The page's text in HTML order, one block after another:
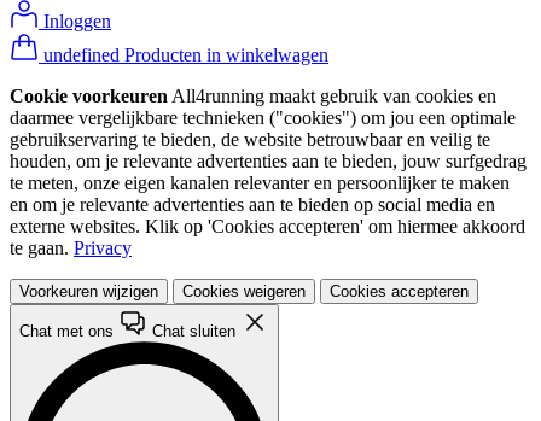
Inloggen
undefined Producten in winkelwagen
Cookie voorkeuren All4running maakt gebruik van cookies en
daarmee vergelijkbare technieken ("cookies") om jou een optimale
gebruikservaring te bieden, de website betrouwbaar en veilig te
houden, om je relevante advertenties aan te bieden, jouw surfgedrag
te meten, onze eigen kanalen relevanter en persoonlijker te maken
en om je relevante advertenties aan te bieden op social media en
externe websites. Klik op 'Cookies accepteren' om hiermee akkoord
te gaan. Privacy
Voorkeuren wijzigen Cookies weigeren Cookies accepteren
Chat met ons Chat sluiten